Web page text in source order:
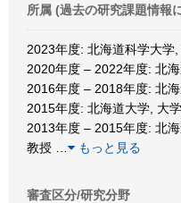
所属 (過去の研究課題情報
2023年度: 北海道科学大学
2020年度 – 2022年度: 北
2016年度 – 2018年度: 北
2015年度: 北海道大学, 大
2013年度 – 2015年度: 北
教授
もっと見る
審査区分/研究分野